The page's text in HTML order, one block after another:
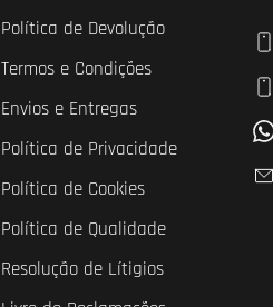
Política de Devolução
Termos e Condições
Envios e Entregas
Política de Privacidade
Política de Cookies
Política de Qualidade
Resolução de Lítigios